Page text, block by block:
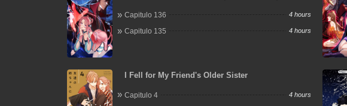
Capitulo 136 4 hours
Capitulo 135 4 hours
I Fell for My Friend's Older Sister
Capitulo 4 4 hours